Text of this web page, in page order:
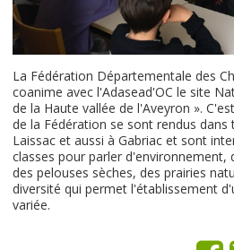
La Fédération Départementale des
coanime avec l'Adasead'OC le site
de la Haute vallée de l'Aveyron ».
de la Fédération se sont rendus dans
Laissac et aussi à Gabriac et sont
classes pour parler d'environnement,
des pelouses sèches, des prairies
diversité qui permet l'établissement
variée.